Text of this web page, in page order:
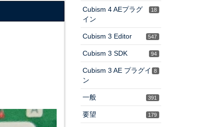
18
Cubism 4 AEプラグ
イン
547
Cubism 3 Editor
94
Cubism 3 SDK
8
Cubism 3 AE プラグイ
ン
391
一般
179
要望